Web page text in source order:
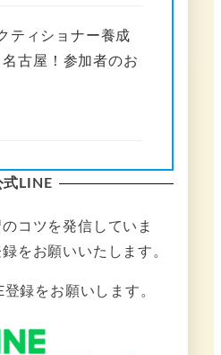
ティショナー養成
古屋！参加者のお
式LINE
コツを発信していま
をお願いいたします。
録をお願いします。